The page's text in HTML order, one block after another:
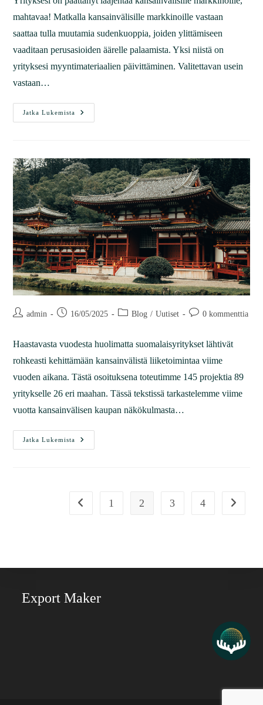
markkinoille? Voimme auttaa!
mahtavaa! Matkalla kansainvälisille markkinoille vastaan
saattaa tulla muutamia sudenkuoppia, joiden ylittämiseen
vaaditaan perusasioiden äärelle palaamista. Yksi niistä on
yrityksesi myyntimateriaalien päivittäminen. Valitettavan usein
vastaan…
Jatka Lukemista
admin 16/05/2025 Blog / Uutiset 0 kommenttia
Haastavasta vuodesta huolimatta suomalaisyritykset lähtivät
rohkeasti kehittämään kansainvälistä liiketoimintaa viime
vuoden aikana. Tästä osoituksena toteutimme 145 projektia 89
yritykselle 26 eri maahan. Tässä tekstissä tarkastelemme viime
vuotta kansainvälisen kaupan näkökulmasta…
Jatka Lukemista
1 2 3 4
Export Maker